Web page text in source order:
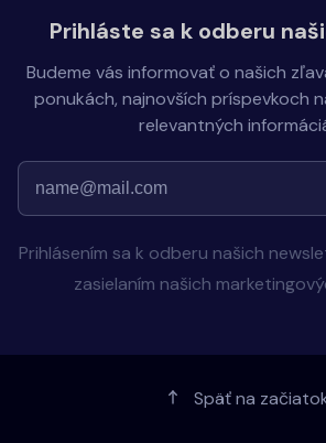
Prihláste sa k odberu
Budeme vás informovať o našich
ponukách, najnovších príspevkoch
relevantných
Prihlásením sa k odberu našich
zasielaním našich
Späť na